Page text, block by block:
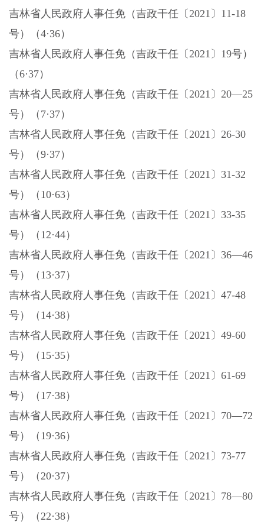
吉林省人民政府人事任免（吉政干任〔2021〕11-18
号）（4·36）
吉林省人民政府人事任免（吉政干任〔2021〕19号）
（6·37）
吉林省人民政府人事任免（吉政干任〔2021〕20—25
号）（7·37）
吉林省人民政府人事任免（吉政干任〔2021〕26-30
号）（9·37）
吉林省人民政府人事任免（吉政干任〔2021〕31-32
号）（10·63）
吉林省人民政府人事任免（吉政干任〔2021〕33-35
号）（12·44）
吉林省人民政府人事任免（吉政干任〔2021〕36—46
号）（13·37）
吉林省人民政府人事任免（吉政干任〔2021〕47-48
号）（14·38）
吉林省人民政府人事任免（吉政干任〔2021〕49-60
号）（15·35）
吉林省人民政府人事任免（吉政干任〔2021〕61-69
号）（17·38）
吉林省人民政府人事任免（吉政干任〔2021〕70—72
号）（19·36）
吉林省人民政府人事任免（吉政干任〔2021〕73-77
号）（20·37）
吉林省人民政府人事任免（吉政干任〔2021〕78—80
号）（22·38）